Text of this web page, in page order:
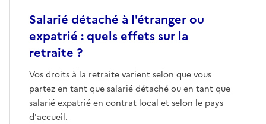
Salarié détaché à l'étranger ou
expatrié : quels effets sur la
retraite ?
Vos droits à la retraite varient selon que vous
partez en tant que salarié détaché ou en tant que
salarié expatrié en contrat local et selon le pays
d'accueil.